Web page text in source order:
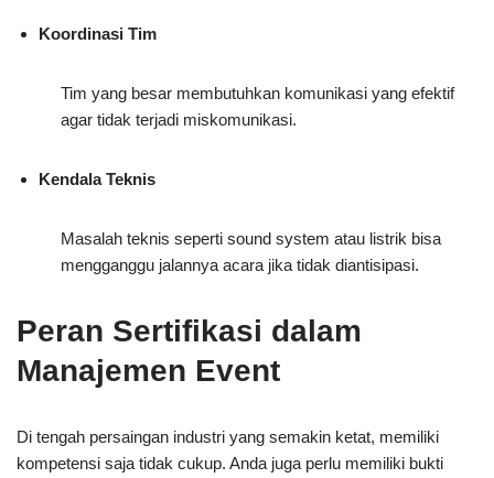
Koordinasi Tim
Tim yang besar membutuhkan komunikasi yang efektif
agar tidak terjadi miskomunikasi.
Kendala Teknis
Masalah teknis seperti sound system atau listrik bisa
mengganggu jalannya acara jika tidak diantisipasi.
Peran Sertifikasi dalam
Manajemen Event
Di tengah persaingan industri yang semakin ketat, memiliki
kompetensi saja tidak cukup. Anda juga perlu memiliki bukti